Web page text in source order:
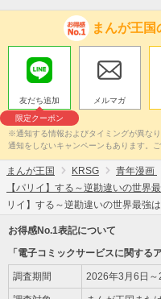
まんが王国
友だち追加
限定クーポン
メルマガ
※通知する情報およびタイミングが異な
通知をしないキャンペーンもあります。ご
まんが王国 KRSG 青年漫画
【パリイ】する～逆勘違いの世界
リイ】する～逆勘違いの世界最強
お得感No.1表記について
「電子コミックサービスに関する
調査期間 2026年3月6日～